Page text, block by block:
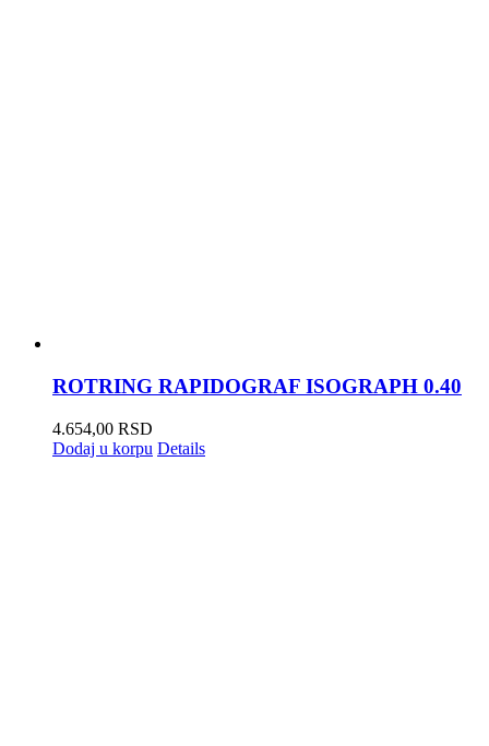
ROTRING RAPIDOGRAF ISOGRAPH 0.40
4.654,00 RSD
Dodaj u korpu Details